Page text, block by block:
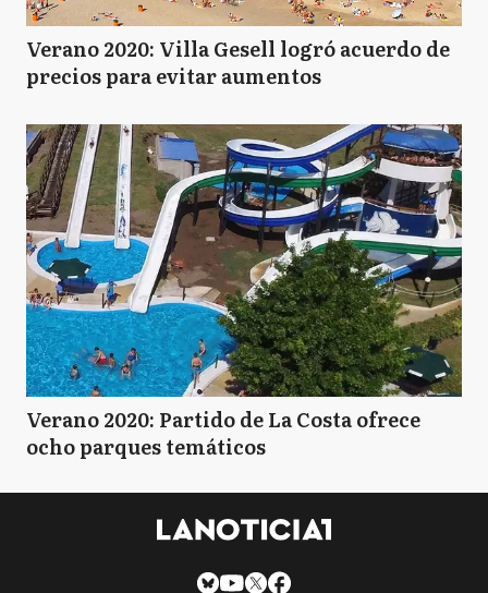
B Bragado
B Brandsen
C Campana
C Cañuelas
CS Capitán Sarmiento
Carlos Casares
Verano 2020: Villa Gesell logró acuerdo de
precios para evitar aumentos
Verano 2020: Partido de La Costa ofrece
ocho parques temáticos